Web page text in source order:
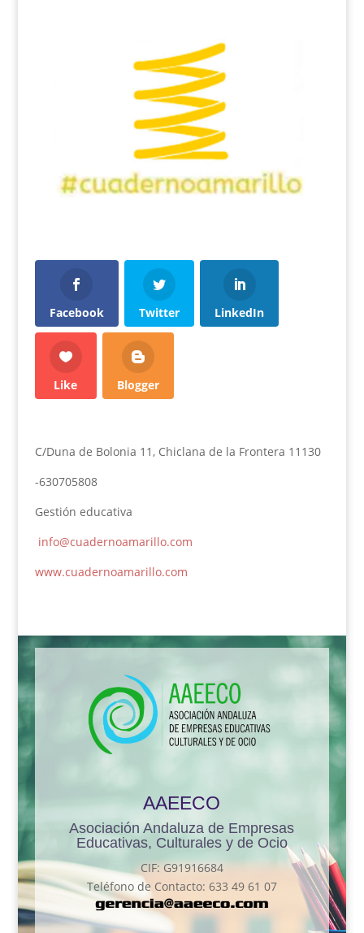
Facebook Twitter LinkedIn
Like Blogger
C/Duna de Bolonia 11, Chiclana de la Frontera 11130
-630705808
Gestión educativa
info@cuadernoamarillo.com
www.cuadernoamarillo.com
AAEECO
Asociación Andaluza de Empresas
Educativas, Culturales y de Ocio
CIF: G91916684
Teléfono de Contacto: 633 49 61 07